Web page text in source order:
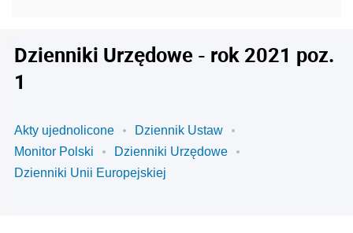
Dzienniki Urzędowe - rok 2021 poz.
1
Akty ujednolicone
Dziennik Ustaw
Monitor Polski
Dzienniki Urzędowe
Dzienniki Unii Europejskiej